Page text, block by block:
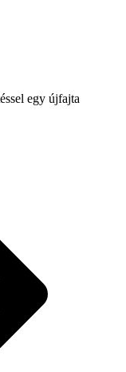
egy újfajta